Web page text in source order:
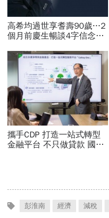
高希均過世享耆壽90歲…2
個月前慶生暢談4字信念，
福、一切靠自己爭氣
攜手CDP 打造一站式轉型
金融平台 不只做貸款 國泰
彭淮南 經濟 減稅